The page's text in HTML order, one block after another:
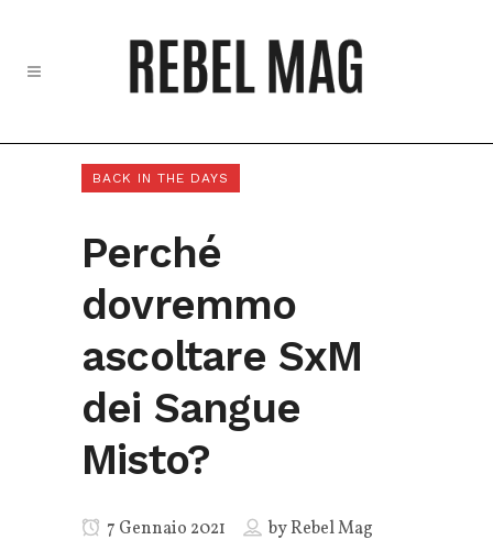
BACK IN THE DAYS
Perché
dovremmo
ascoltare SxM
dei Sangue
Misto?
7 Gennaio 2021 byRebel Mag